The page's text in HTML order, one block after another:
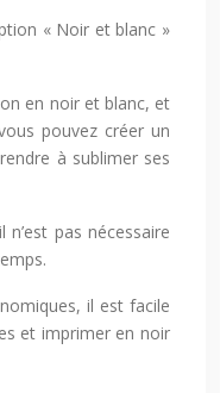
« Noir et blanc »
en noir et blanc, et
pouvez créer un
à sublimer ses
pas nécessaire
il est facile
et imprimer en noir